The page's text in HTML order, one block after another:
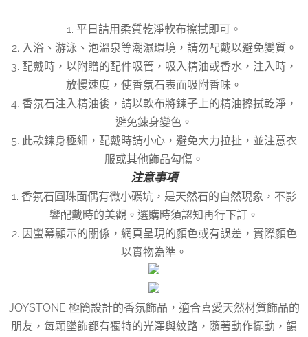
1. 平日請用柔質乾淨軟布擦拭即可。
2. 入浴、游泳、泡溫泉等潮濕環境，請勿配戴以避免變質。
3. 配戴時，以附贈的配件吸管，吸入精油或香水，注入時，
放慢速度，使香氛石表面吸附香味。
4. 香氛石注入精油後，請以軟布將鍊子上的精油擦拭乾淨，
避免鍊身變色。
5. 此款鍊身極細，配戴時請小心，避免大力拉扯，並注意衣
服或其他飾品勾傷。
注意事項
1. 香氛石圓珠面偶有微小礦坑，是天然石的自然現象，不影
響配戴時的美觀。選購時須認知再行下訂。
2. 因螢幕顯示的關係，網頁呈現的顏色或有誤差，實際顏色
以實物為準。
JOYSTONE 極簡設計的香氛飾品，適合喜愛天然材質飾品的
朋友，每顆墜飾都有獨特的光澤與紋路，隨著動作擺動，韻